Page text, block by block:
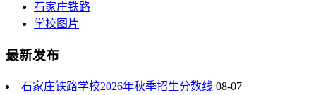
石家庄铁路
学校图片
最新发布
石家庄铁路学校2026年秋季招生分数线 08-07